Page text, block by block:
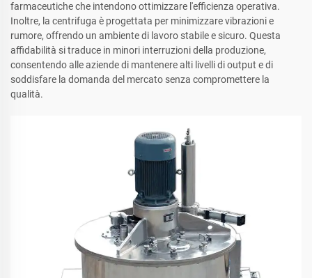
farmaceutiche che intendono ottimizzare l'efficienza operativa.
Inoltre, la centrifuga è progettata per minimizzare vibrazioni e
rumore, offrendo un ambiente di lavoro stabile e sicuro. Questa
affidabilità si traduce in minori interruzioni della produzione,
consentendo alle aziende di mantenere alti livelli di output e di
soddisfare la domanda del mercato senza compromettere la
qualità.